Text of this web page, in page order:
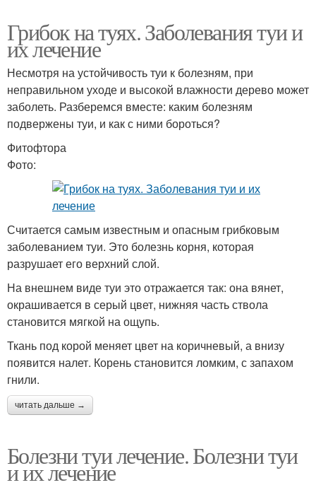
Грибок на туях. Заболевания туи и
их лечение
Несмотря на устойчивость туи к болезням, при
неправильном уходе и высокой влажности дерево может
заболеть. Разберемся вместе: каким болезням
подвержены туи, и как с ними бороться?
Фитофтора
Фото:
Считается самым известным и опасным грибковым
заболеванием туи. Это болезнь корня, которая
разрушает его верхний слой.
На внешнем виде туи это отражается так: она вянет,
окрашивается в серый цвет, нижняя часть ствола
становится мягкой на ощупь.
Ткань под корой меняет цвет на коричневый, а внизу
появится налет. Корень становится ломким, с запахом
гнили.
читать дальше →
Болезни туи лечение. Болезни туи
и их лечение